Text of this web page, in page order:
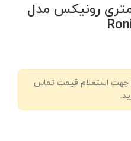
6.5 میلی‌ متری رونیکس مدل
جهت استعلام قیمت تماس